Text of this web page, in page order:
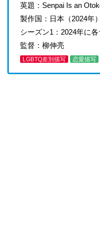
英題：Senpai Is an
製作国：日本（2024年）
シーズン1：2024年に
監督：柳伸亮
LGBTQ差別描写 恋愛描写